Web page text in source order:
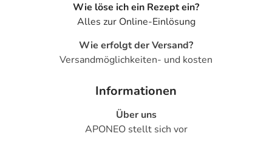
- Ohrengeräusche (Tinnitus)
- Verstopfung
- Magen-Darm-Beschwerden
Wie löse ich ein Rezept ein?
Alles zur Online-Einlösung
Wie erfolgt der Versand?
Versandmöglichkeiten- und kosten
Informationen
Über uns
APONEO stellt sich vor